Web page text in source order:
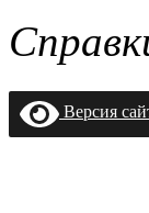
Версия